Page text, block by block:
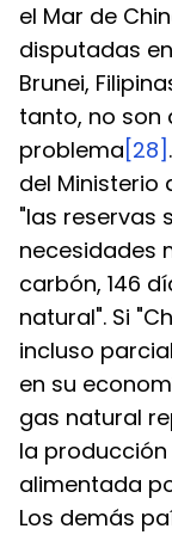
el Mar de
disputadas
Brunei,
tanto, no son
problema [28]
del Ministerio
"las reservas
necesidades
carbón, 146
natural". Si
incluso
en su
gas natural
la
alimentada
Los demás